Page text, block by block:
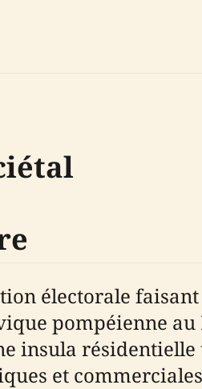
électorale
pompéienne au
insula
et